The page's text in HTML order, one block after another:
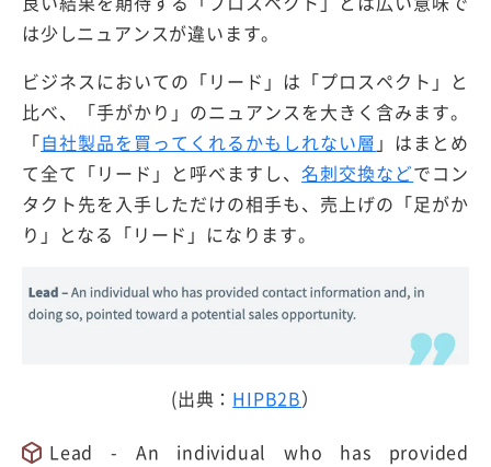
は少しニュアンスが違います。
ビジネスにおいての「リード」は「プロスペクト」と
比べ、「手がかり」のニュアンスを大きく含みます。
「自社製品を買ってくれるかもしれない層 」はまとめ
て全て「リード」と呼べますし、名刺交換などでコン
タクト先を入手しただけの相手も、売上げの「足がか
り」となる「リード」になります。
(出典： HIPB2B）
Lead - An individual who has provided